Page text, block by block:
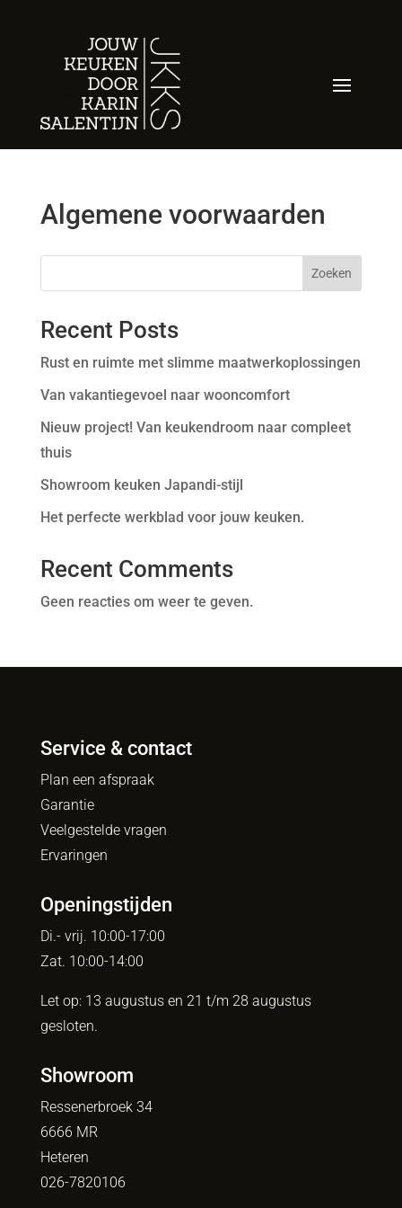
Algemene voorwaarden
Zoeken
Recent Posts
Rust en ruimte met slimme maatwerkoplossingen
Van vakantiegevoel naar wooncomfort
Nieuw project! Van keukendroom naar compleet
thuis
Showroom keuken Japandi-stijl
Het perfecte werkblad voor jouw keuken.
Recent Comments
Geen reacties om weer te geven.
Service & contact
Plan een afspraak
Garantie
Veelgestelde vragen
Ervaringen
Openingstijden
Di.- vrij. 10:00-17:00
Zat. 10:00-14:00
Let op: 13 augustus en 21 t/m 28 augustus
gesloten.
Showroom
Ressenerbroek 34
6666 MR
Heteren
026-7820106